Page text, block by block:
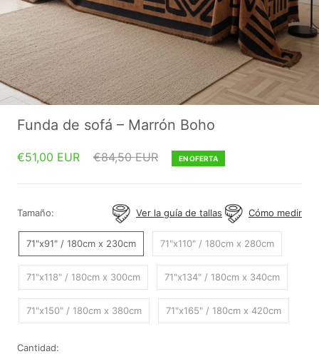
Funda de sofá – Marrón Boho
€51,00 EUR €84,50 EUR EN OFERTA
Tamaño: Ver la guía de tallas Cómo medir
71"x91" / 180cm x 230cm 71"x110" / 180cm x 280cm
71"x118" / 180cm x 300cm 71"x134" / 180cm x 340cm
71"x150" / 180cm x 380cm 71"x165" / 180cm x 420cm
Cantidad: